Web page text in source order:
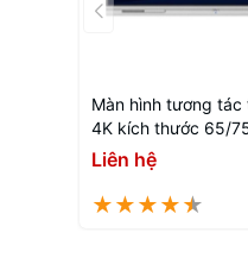
Màn hình tương tác
4K kích thước 65/
DHI-LCH65-MC410-
Liên hệ